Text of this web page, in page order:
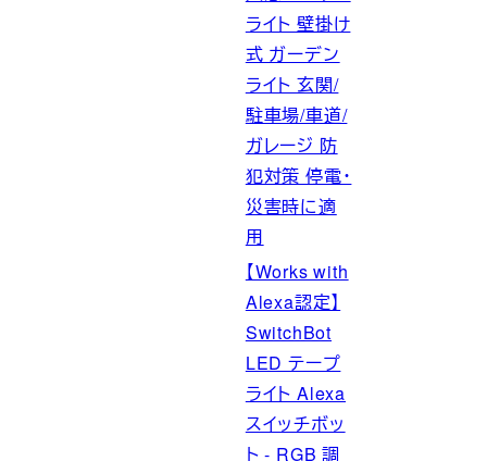
ライト 壁掛け
式 ガーデン
ライト 玄関/
駐車場/車道/
ガレージ 防
犯対策 停電・
災害時に適
用
【Works with
Alexa認定】
SwitchBot
LED テープ
ライト Alexa
スイッチボッ
ト - RGB 調